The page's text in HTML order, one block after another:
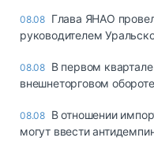
08.08 Глава ЯНАО
руководителем
08.08 В первом
внешнеторговом
08.08 В отношении
могут ввести